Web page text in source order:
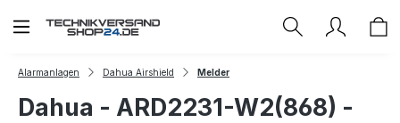
Zum Hauptinhalt springen
Alarmanlagen Dahua Airshield Melder
Dahua - ARD2231-W2(868) -